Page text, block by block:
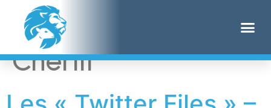
Étiquette :
Natasha
Cherifi